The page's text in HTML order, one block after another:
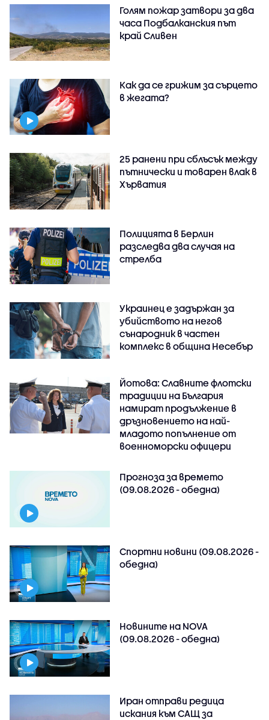
Голям пожар затвори за два
часа Подбалканския път
край Сливен
Как да се грижим за сърцето
в жегата?
25 ранени при сблъсък между
пътнически и товарен влак в
Хърватия
Полицията в Берлин
разследва два случая на
стрелба
Украинец е задържан за
убийството на негов
сънародник в частен
комплекс в община Несебър
Йотова: Славните флотски
традиции на България
намират продължение в
дръзновението на най-
младото попълнение от
военноморски офицери
Прогноза за времето
(09.08.2026 - обедна)
Спортни новини (09.08.2026 -
обедна)
Новините на NOVA
(09.08.2026 - обедна)
Иран отправи редица
искания към САЩ за